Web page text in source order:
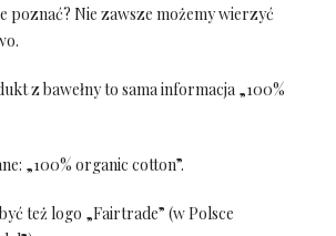
poznać? Nie zawsze możemy wierzyć
z bawełny to sama informacja „100%
„100% organic cotton”.
też logo „Fairtrade” (w Polsce